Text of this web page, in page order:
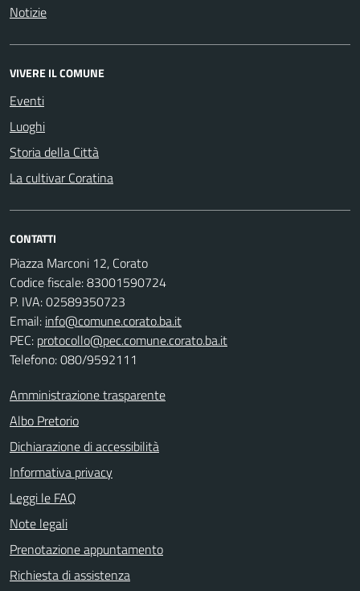
Notizie
VIVERE IL COMUNE
Eventi
Luoghi
Storia della Città
La cultivar Coratina
CONTATTI
Piazza Marconi 12, Corato
Codice fiscale: 83001590724
P. IVA: 02589350723
Email: info@comune.corato.ba.it
PEC: protocollo@pec.comune.corato.ba.it
Telefono: 080/9592111
Amministrazione trasparente
Albo Pretorio
Dichiarazione di accessibilità
Informativa privacy
Leggi le FAQ
Note legali
Prenotazione appuntamento
Richiesta di assistenza